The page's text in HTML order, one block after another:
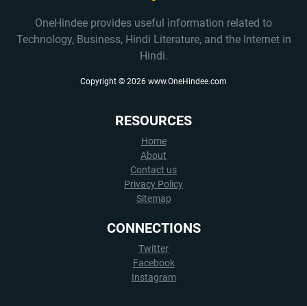
OneHindee provides useful information related to
Technology, Business, Hindi Literature, and the Internet in
Hindi.
Copyright © 2026 www.OneHindee.com
RESOURCES
Home
About
Contact us
Privacy Policy
Sitemap
CONNECTIONS
Twitter
Facebook
Instagram